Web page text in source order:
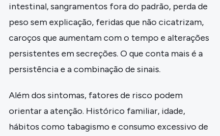
intestinal, sangramentos fora do padrão, perda de
peso sem explicação, feridas que não cicatrizam,
caroços que aumentam com o tempo e alterações
persistentes em secreções. O que conta mais é a
persistência e a combinação de sinais.
Além dos sintomas, fatores de risco podem
orientar a atenção. Histórico familiar, idade,
hábitos como tabagismo e consumo excessivo de